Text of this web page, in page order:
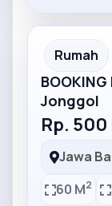
Partner
Rumah
Jonggol
Rp. 500
Jawa
60 M2